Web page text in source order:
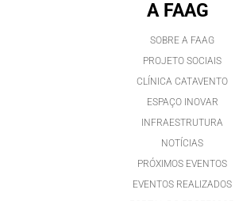
A FAAG
SOBRE A FAAG
PROJETO SOCIAIS
CLÍNICA CATAVENTO
ESPAÇO INOVAR
INFRAESTRUTURA
NOTÍCIAS
PRÓXIMOS EVENTOS
EVENTOS REALIZADOS